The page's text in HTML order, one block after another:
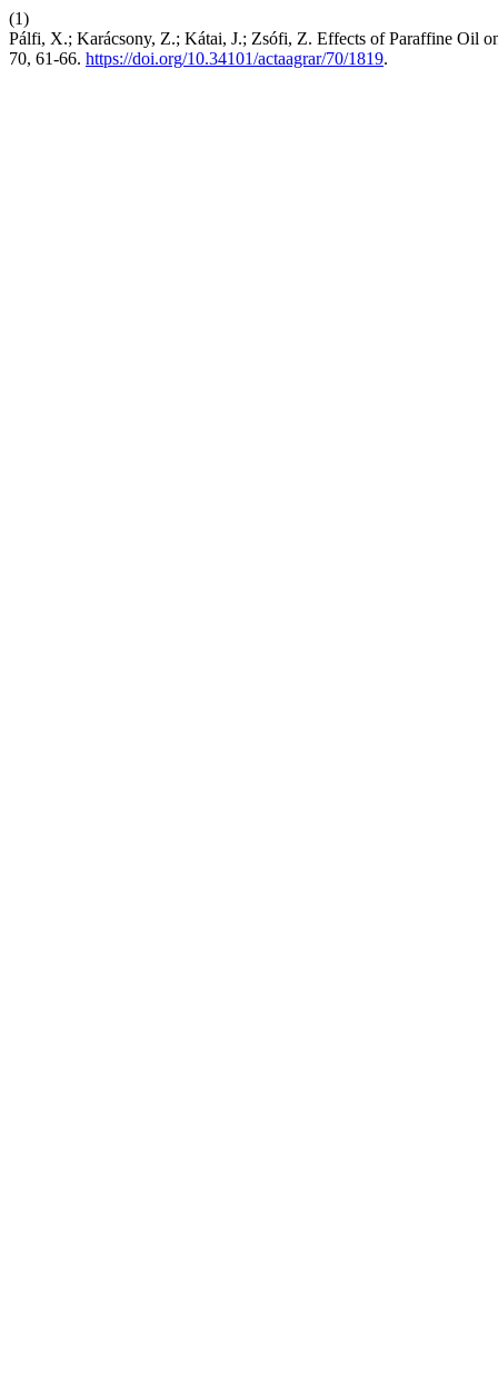
(1)
Pálfi, X.; Karácsony, Z.; Kátai, J.; Zsófi, Z. Effects of Paraffine Oil
70, 61-66. https://doi.org/10.34101/actaagrar/70/1819.